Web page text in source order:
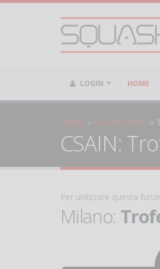
LOGIN HOME
HOME CALENDARIO
CSAIN:
Per utilizzare questa
Milano: